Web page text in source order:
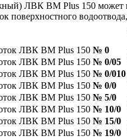
ЛВК ВМ Plus 150 может
поверхностного
ЛВК ВМ Plus 150 № 0
ЛВК ВМ Plus 150 № 0/05
ЛВК ВМ Plus 150 № 0/010
ЛВК ВМ Plus 150 № 0/0
ЛВК ВМ Plus 150 № 5/0
ЛВК ВМ Plus 150 № 10/0
ЛВК ВМ Plus 150 № 15/0
ЛВК ВМ Plus 150 № 19/0